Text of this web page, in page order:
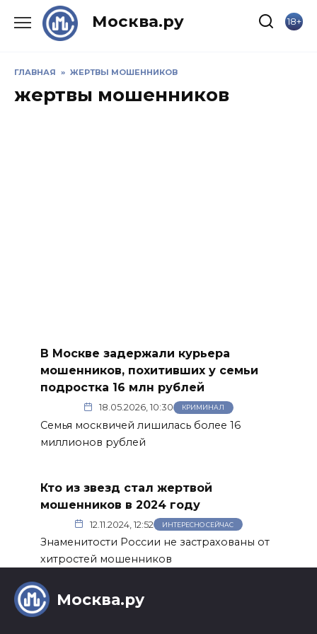
Москва.ру 18+
ГЛАВНАЯ » ЖЕРТВЫ МОШЕННИКОВ
жертвы мошенников
В Москве задержали курьера
мошенников, похитивших у семьи
подростка 16 млн рублей
18.05.2026, 10:30 КРИМИНАЛ
Семья москвичей лишилась более 16
миллионов рублей
Кто из звезд стал жертвой
мошенников в 2024 году
12.11.2024, 12:52 ИНТЕРЕСНО СЕЙЧАС
Знаменитости России не застрахованы от
хитростей мошенников
Москва.ру